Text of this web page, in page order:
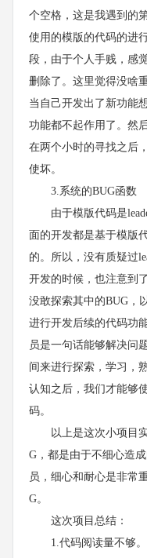
个空格，这是我遇到的
使用的模版的代码的进
段，由于个人手贱，感
删除了。这里觉得没啥
当自己开发出了新功能
功能都不起作用了。然
在两个小时的寻找之后
使坏。
3.系统的BUG函数
由于模版代码是
面的开发都是基于模版
的。所以，没有质疑过
开发的时候，也注意到
没敢探索其中的BUG，
进行开发后续的代码功
员是一句话能够解决问
间来进行探索，学习，
认知之后，我们才能够
码。
以上是这次小项目实
G，都是由于不细心造
员，细心和耐心是非常
G。
这次项目总结：
1.代码阅读量不够。